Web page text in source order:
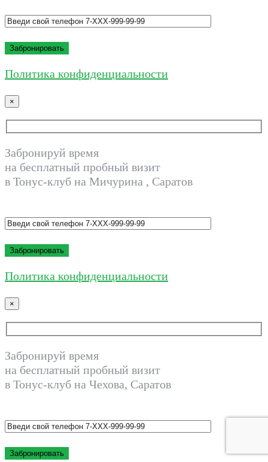
Политика конфиденциальности
×
Забронируй время
на бесплатный пробный визит
в Тонус-клуб на Мичурина , Саратов
Политика конфиденциальности
×
Забронируй время
на бесплатный пробный визит
в Тонус-клуб на Чехова, Саратов